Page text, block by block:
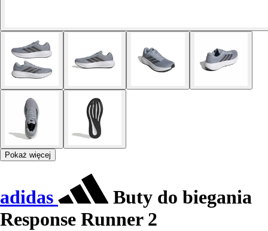
Pokaż więcej
adidas
Buty do biegania
Response Runner 2